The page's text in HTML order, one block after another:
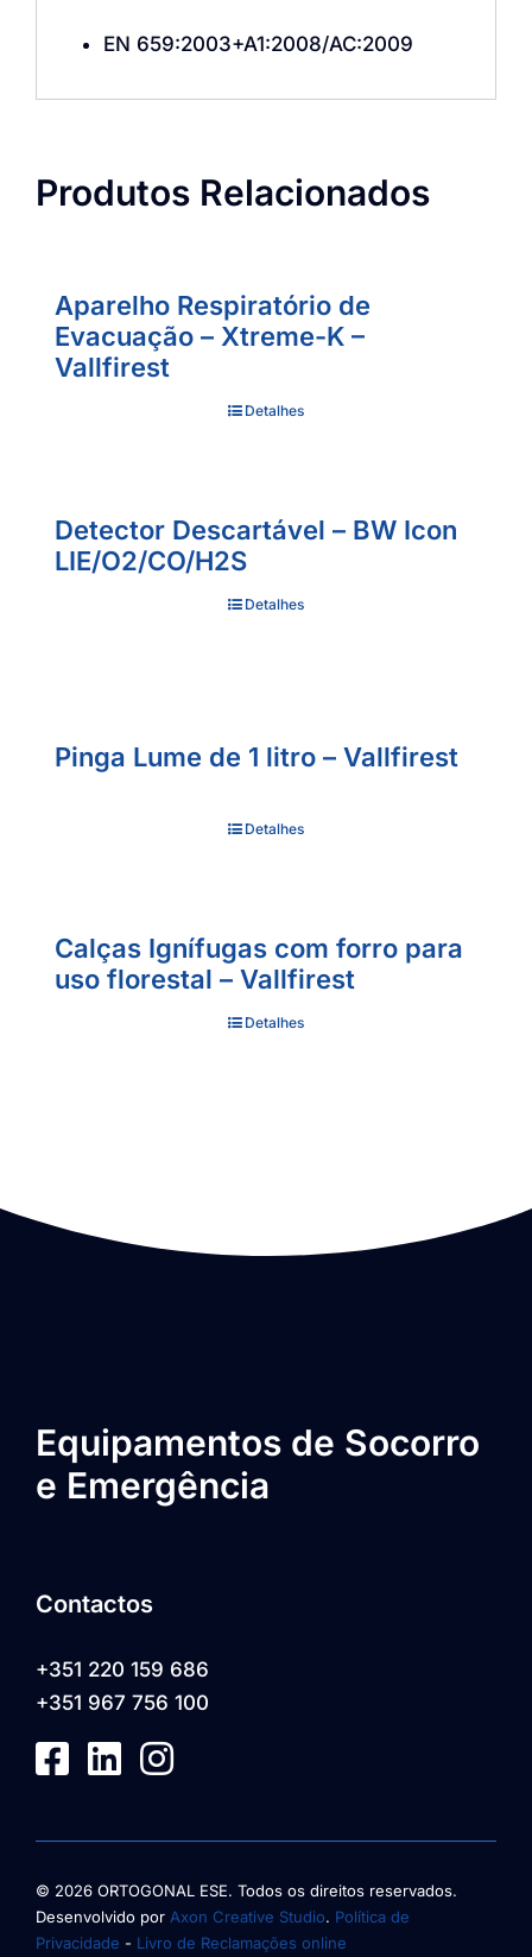
EN 659:2003+A1:2008/AC:2009
Produtos Relacionados
Aparelho Respiratório de
Evacuação – Xtreme-K –
Vallfirest
Detalhes
Detector Descartável – BW Icon
LIE/O2/CO/H2S
Detalhes
Pinga Lume de 1 litro – Vallfirest
Detalhes
Calças Ignífugas com forro para
uso florestal – Vallfirest
Detalhes
Equipamentos de Socorro
e Emergência
Contactos
+351 220 159 686
+351 967 756 100
© 2026 ORTOGONAL ESE. Todos os direitos reservados.
Desenvolvido por Axon Creative Studio. Política de
Privacidade - Livro de Reclamações online